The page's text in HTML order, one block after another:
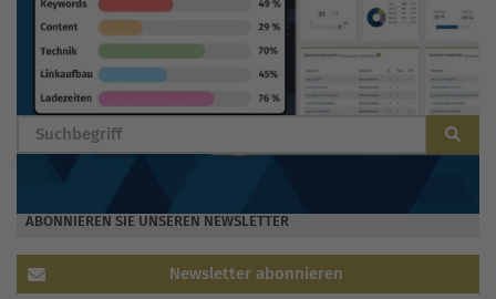
BLOG DURCHSUCHEN
ABONNIEREN SIE UNSEREN NEWSLETTER
Newsletter abonnieren